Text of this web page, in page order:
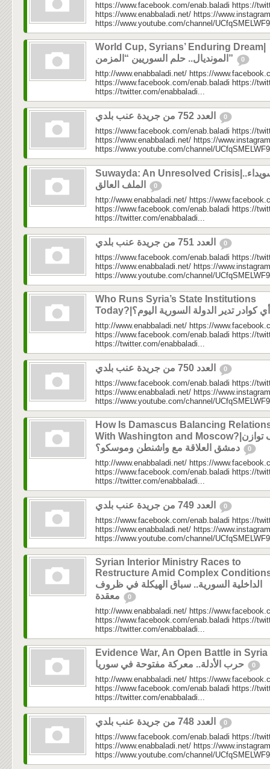
https://www.facebook.com/enab.baladi https://
https://www.enabbaladi.net/ https://
https://www.youtube.com/channel/
World Cup, Syrians’ Enduring Dream|
المونديال.. حلم السوريين “المزمن”
0
http://www.enabbaladi.net/ https://
https://www.facebook.com/enab.baladi https://
https://twitter.com/enabbaladi...
0
https://www.facebook.com/enab.baladi https://
https://www.enabbaladi.net/ https://
https://www.youtube.com/channel/
Suwayda: An Unresolved Crisis|السويداء..
0
http://www.enabbaladi.net/ https://
https://www.facebook.com/enab.baladi https://
https://twitter.com/enabbaladi...
0
https://www.facebook.com/enab.baladi https://
https://www.enabbaladi.net/ https://
https://www.youtube.com/channel/
Who Runs Syria’s State Institutions
http://www.enabbaladi.net/ https://
https://www.facebook.com/enab.baladi https://
https://twitter.com/enabbaladi...
0
https://www.facebook.com/enab.baladi https://
https://www.enabbaladi.net/ https://
https://www.youtube.com/channel/
How Is Damascus Balancing
With Washington and Moscow?|كيف توازن
0
http://www.enabbaladi.net/ https://
https://www.facebook.com/enab.baladi https://
https://twitter.com/enabbaladi...
0
https://www.facebook.com/enab.baladi https://
https://www.enabbaladi.net/ https://
https://www.youtube.com/channel/
Syrian Interior Ministry Races to
Restructure Amid Complex
الداخلية السورية.. سباق الهيكلة في ظروف
0
http://www.enabbaladi.net/ https://
https://www.facebook.com/enab.baladi https://
https://twitter.com/enabbaladi...
Evidence War, An Open Battle in Syria
0
http://www.enabbaladi.net/ https://
https://www.facebook.com/enab.baladi https://
https://twitter.com/enabbaladi...
0
https://www.facebook.com/enab.baladi https://
https://www.enabbaladi.net/ https://
https://www.youtube.com/channel/